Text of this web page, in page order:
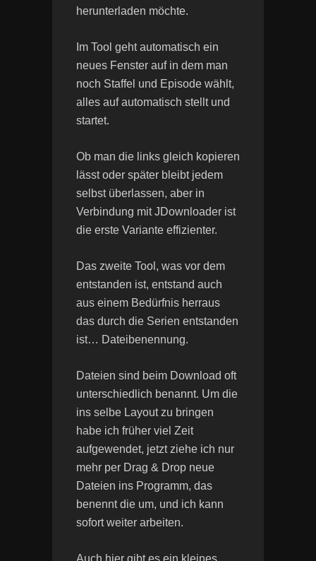
herunterladen möchte.
Im Tool geht automatisch ein
neues Fenster auf in dem man
noch Staffel und Episode wählt,
alles auf automatisch stellt und
startet.
Ob man die links gleich kopieren
lässt oder später bleibt jedem
selbst überlassen, aber in
Verbindung mit JDownloader ist
die erste Variante effizienter.
Das zweite Tool, was vor dem
entstanden ist, entstand auch
aus einem Bedürfnis herraus
das durch die Serien entstanden
ist… Dateibenennung.
Dateien sind beim Download oft
unterschiedlich benannt. Um die
ins selbe Layout zu bringen
habe ich früher viel Zeit
aufgewendet, jetzt ziehe ich nur
mehr per Drag & Drop neue
Dateien ins Programm, das
benennt die um, und ich kann
sofort weiter arbeiten.